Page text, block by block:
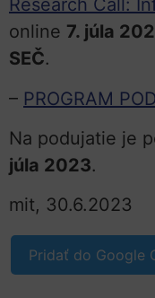
Research Call:
online 7. júla
SEČ.
– PROGRAM
Na podujatie je
júla 2023.
mit, 30.6.2023
Pridať do Google